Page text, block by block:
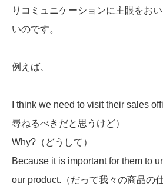
りコミュニケーションに主眼をお
いのです。
例えば、
I think we need to visit their sales
尋ねるべきだと思うけど）
Why?（どうして）
Because it is important for them to
our product.（だって我々の商品の